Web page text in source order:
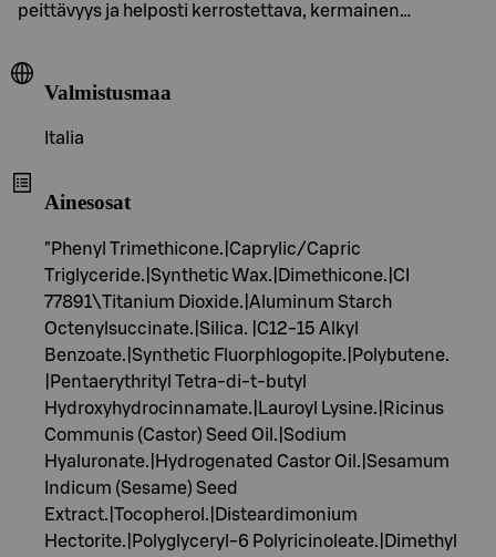
peittävyys ja helposti kerrostettava, kermainen…
Valmistusmaa
Italia
Ainesosat
"Phenyl Trimethicone.|Caprylic/Capric
Triglyceride.|Synthetic Wax.|Dimethicone.|CI
77891\Titanium Dioxide.|Aluminum Starch
Octenylsuccinate.|Silica. |C12-15 Alkyl
Benzoate.|Synthetic Fluorphlogopite.|Polybutene.
|Pentaerythrityl Tetra-di-t-butyl
Hydroxyhydrocinnamate.|Lauroyl Lysine.|Ricinus
Communis (Castor) Seed Oil.|Sodium
Hyaluronate.|Hydrogenated Castor Oil.|Sesamum
Indicum (Sesame) Seed
Extract.|Tocopherol.|Disteardimonium
Hectorite.|Polyglyceryl-6 Polyricinoleate.|Dimethyl